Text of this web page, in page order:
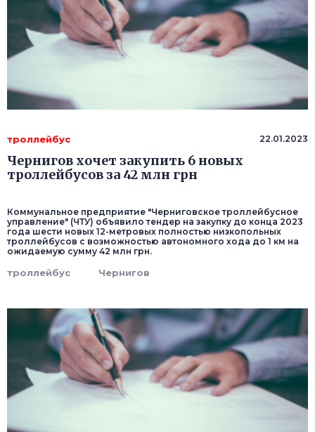
троллейбус 22.01.2023
Чернигов хочет закупить 6 новых
троллейбусов за 42 млн грн
Коммунальное предприятие "Черниговское троллейбусное
управление" (ЧТУ) объявило тендер на закупку до конца 2023
года шести новых 12-метровых полностью низкопольных
троллейбусов с возможностью автономного хода до 1 км на
ожидаемую сумму 42 млн грн.
троллейбус Чернигов